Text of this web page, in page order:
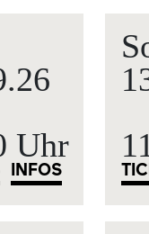
26
Uhr
INFOS